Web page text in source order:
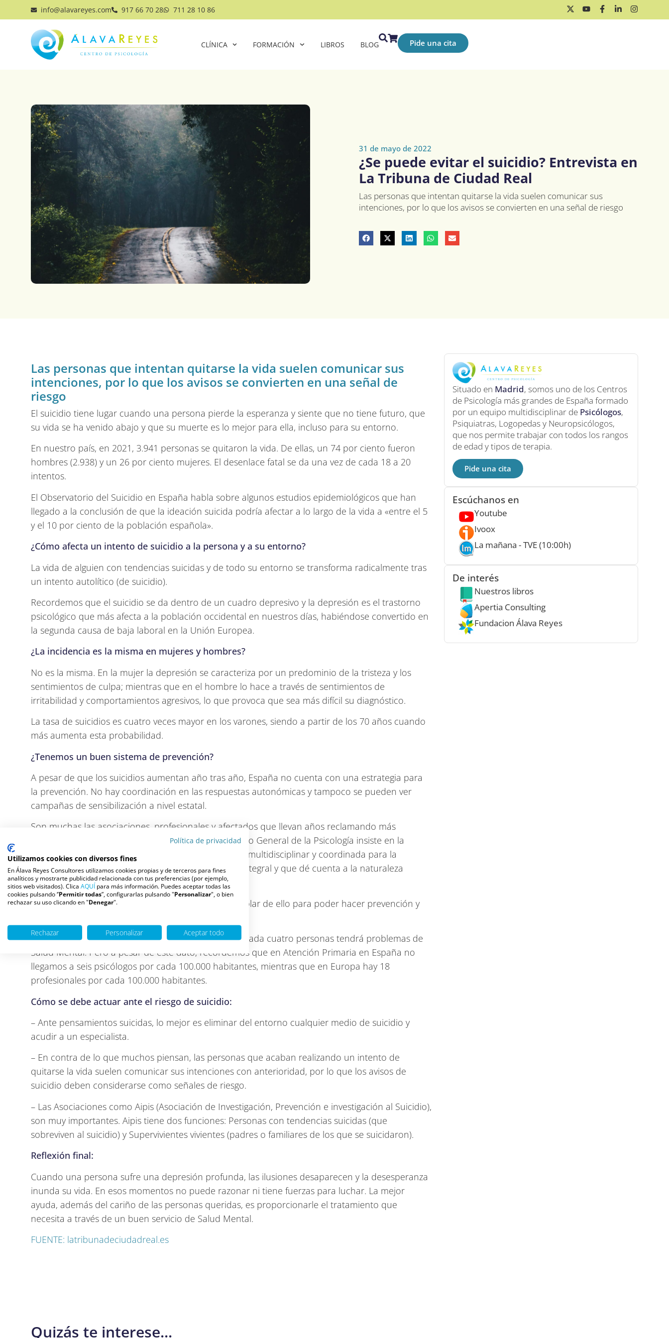
info@alavareyes.com 917 66 70 28 711 28 10 86
CLÍNICA FORMACIÓN LIBROS BLOG Pide una cita
31 de mayo de 2022
¿Se puede evitar el suicidio? Entrevista en
La Tribuna de Ciudad Real
Las personas que intentan quitarse la vida suelen comunicar sus
intenciones, por lo que los avisos se convierten en una señal de riesgo
Las personas que intentan quitarse la vida suelen comunicar sus
intenciones, por lo que los avisos se convierten en una señal de
riesgo
El suicidio tiene lugar cuando una persona pierde la esperanza y siente que no tiene futuro, que
su vida se ha venido abajo y que su muerte es lo mejor para ella, incluso para su entorno.
En nuestro país, en 2021, 3.941 personas se quitaron la vida. De ellas, un 74 por ciento fueron
hombres (2.938) y un 26 por ciento mujeres. El desenlace fatal se da una vez de cada 18 a 20
intentos.
El Observatorio del Suicidio en España habla sobre algunos estudios epidemiológicos que han
llegado a la conclusión de que la ideación suicida podría afectar a lo largo de la vida a «entre el 5
y el 10 por ciento de la población española».
¿Cómo afecta un intento de suicidio a la persona y a su entorno?
La vida de alguien con tendencias suicidas y de todo su entorno se transforma radicalmente tras
un intento autolítico (de suicidio).
Recordemos que el suicidio se da dentro de un cuadro depresivo y la depresión es el trastorno
psicológico que más afecta a la población occidental en nuestros días, habiéndose convertido en
la segunda causa de baja laboral en la Unión Europea.
¿La incidencia es la misma en mujeres y hombres?
No es la misma. En la mujer la depresión se caracteriza por un predominio de la tristeza y los
sentimientos de culpa; mientras que en el hombre lo hace a través de sentimientos de
irritabilidad y comportamientos agresivos, lo que provoca que sea más difícil su diagnóstico.
La tasa de suicidios es cuatro veces mayor en los varones, siendo a partir de los 70 años cuando
más aumenta esta probabilidad.
¿Tenemos un buen sistema de prevención?
A pesar de que los suicidios aumentan año tras año, España no cuenta con una estrategia para
la prevención. No hay coordinación en las respuestas autonómicas y tampoco se pueden ver
campañas de sensibilización a nivel estatal.
Son muchas las asociaciones, profesionales y afectados que llevan años reclamando más
atención hacia este problema. Por ejemplo, el Consejo General de la Psicología insiste en la
«necesidad de diseñar e implementar una estrategia multidisciplinar y coordinada para la
prevención del suicidio, que ofrezca una respuesta integral y que dé cuenta a la naturaleza
multicausal de los comportamientos suicidas.
Se puede hablar de suicidio y, de hecho, se debe hablar de ello para poder hacer prevención y
Sabemos que en las circunstancias actuales una de cada cuatro personas tendrá problemas de
Salud Mental. Pero a pesar de este dato, recordemos que en Atención Primaria en España no
llegamos a seis psicólogos por cada 100.000 habitantes, mientras que en Europa hay 18
profesionales por cada 100.000 habitantes.
Cómo se debe actuar ante el riesgo de suicidio:
– Ante pensamientos suicidas, lo mejor es eliminar del entorno cualquier medio de suicidio y
acudir a un especialista.
– En contra de lo que muchos piensan, las personas que acaban realizando un intento de
quitarse la vida suelen comunicar sus intenciones con anterioridad, por lo que los avisos de
suicidio deben considerarse como señales de riesgo.
– Las Asociaciones como Aipis (Asociación de Investigación, Prevención e investigación al Suicidio),
son muy importantes. Aipis tiene dos funciones: Personas con tendencias suicidas (que
sobreviven al suicidio) y Supervivientes vivientes (padres o familiares de los que se suicidaron).
Reflexión final:
Cuando una persona sufre una depresión profunda, las ilusiones desaparecen y la desesperanza
inunda su vida. En esos momentos no puede razonar ni tiene fuerzas para luchar. La mejor
ayuda, además del cariño de las personas queridas, es proporcionarle el tratamiento que
necesita a través de un buen servicio de Salud Mental.
FUENTE: latribunadeciudadreal.es
Situado en Madrid, somos uno de los Centros
de Psicología más grandes de España formado
por un equipo multidisciplinar de Psicólogos,
Psiquiatras, Logopedas y Neuropsicólogos,
que nos permite trabajar con todos los rangos
de edad y tipos de terapia.
Pide una cita
Escúchanos en
Youtube
Ivoox
La mañana - TVE (10:00h)
De interés
Nuestros libros
Apertia Consulting
Fundacion Álava Reyes
Quizás te interese...
Política de privacidad
Utilizamos cookies con diversos fines
En Álava Reyes Consultores utilizamos cookies propias y de terceros para fines
analíticos y mostrarte publicidad relacionada con tus preferencias (por ejemplo,
sitios web visitados). Clica AQUÍpara más información. Puedes aceptar todas las
cookies pulsando ‘’Permitir todas”, configurarlas pulsando "Personalizar", o bien
rechazar su uso clicando en "Denegar".
Rechazar Personalizar Aceptar todo